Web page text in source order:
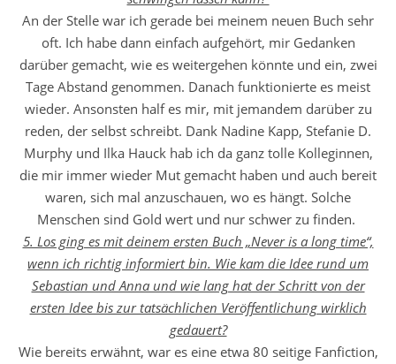
An der Stelle war ich gerade bei meinem neuen Buch sehr
oft. Ich habe dann einfach aufgehört, mir Gedanken
darüber gemacht, wie es weitergehen könnte und ein, zwei
Tage Abstand genommen. Danach funktionierte es meist
wieder. Ansonsten half es mir, mit jemandem darüber zu
reden, der selbst schreibt. Dank Nadine Kapp, Stefanie D.
Murphy und Ilka Hauck hab ich da ganz tolle Kolleginnen,
die mir immer wieder Mut gemacht haben und auch bereit
waren, sich mal anzuschauen, wo es hängt. Solche
Menschen sind Gold wert und nur schwer zu finden.
5. Los ging es mit deinem ersten Buch „Never is a long time“,
wenn ich richtig informiert bin. Wie kam die Idee rund um
Sebastian und Anna und wie lang hat der Schritt von der
ersten Idee bis zur tatsächlichen Veröffentlichung wirklich
gedauert?
Wie bereits erwähnt, war es eine etwa 80 seitige Fanfiction,